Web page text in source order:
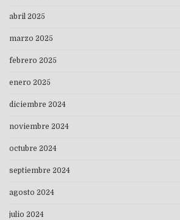
abril 2025
marzo 2025
febrero 2025
enero 2025
diciembre 2024
noviembre 2024
octubre 2024
septiembre 2024
agosto 2024
julio 2024